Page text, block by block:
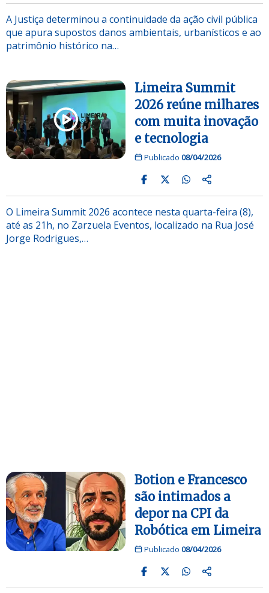
A Justiça determinou a continuidade da ação civil pública
que apura supostos danos ambientais, urbanísticos e ao
patrimônio histórico na…
Limeira Summit
2026 reúne milhares
com muita inovação
e tecnologia
Publicado 08/04/2026
O Limeira Summit 2026 acontece nesta quarta-feira (8),
até as 21h, no Zarzuela Eventos, localizado na Rua José
Jorge Rodrigues,…
Botion e Francesco
são intimados a
depor na CPI da
Robótica em Limeira
Publicado 08/04/2026